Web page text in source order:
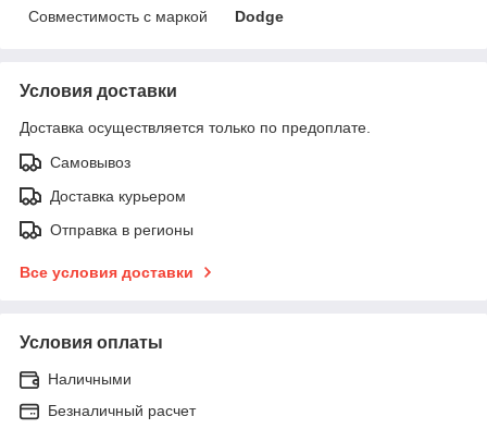
Совместимость с маркой
Dodge
Условия доставки
Доставка осуществляется только по предоплате.
Самовывоз
Доставка курьером
Отправка в регионы
Все условия доставки
Условия оплаты
Наличными
Безналичный расчет